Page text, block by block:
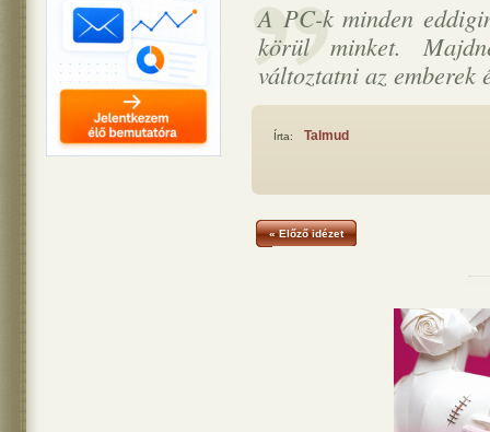
A PC-k minden
körül minket.
változtatni az emberek
Írta: Talmud
« Előző idézet